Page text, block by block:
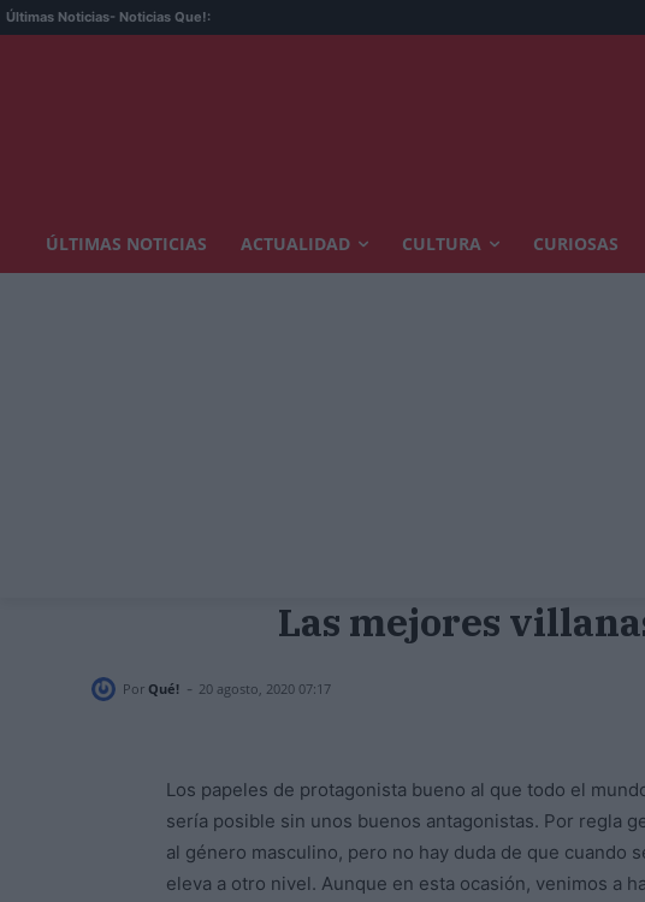
Últimas Noticias- Noticias Que!:
ÚLTIMAS NOTICIAS ACTUALIDAD CULTURA CURIOSAS
Las mejores
Por Qué! - 20 agosto, 2020 07:17
Los papeles de protagonista bueno al que todo el
sería posible sin unos buenos antagonistas. Por regla
al género masculino, pero no hay duda de que cuando
eleva a otro nivel. Aunque en esta ocasión, venimos a